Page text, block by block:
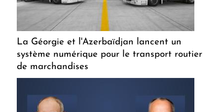
La Géorgie et l'Azerbaïdjan lancent un
système numérique pour le transport routier
de marchandises